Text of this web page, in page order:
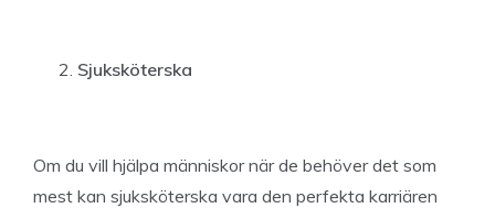
Sjuksköterska
Om du vill hjälpa människor när de behöver det som
mest kan sjuksköterska vara den perfekta karriären